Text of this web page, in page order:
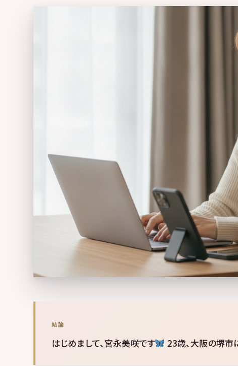
結論
はじめまして、宮永美咲です 23歳、大阪の堺市